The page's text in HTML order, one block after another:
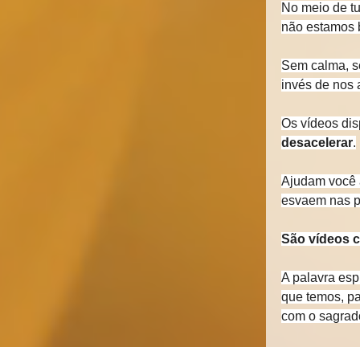
No meio de
não estamos
Sem calma,
invés de nos
Os vídeos
desacelerar.
Ajudam você
esvaem nas
São vídeos
A palavra
que temos,
com o